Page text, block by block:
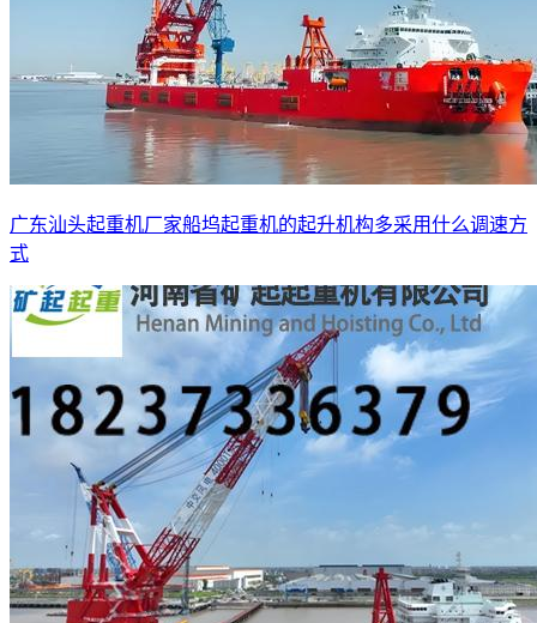
广东汕头起重机厂家船坞起重机的起升机构多采用什么调速方
式